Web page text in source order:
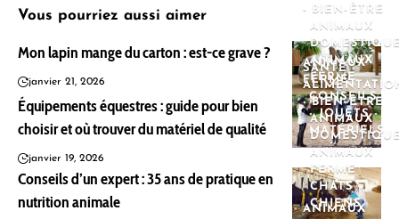
Vous pourriez aussi aimer
- BIEN-ÊTRE
ANIMAUX
ANIMAUX
FERME
Mon lapin mange du carton : est-ce grave ?
janvier 21, 2026
ANIMAUX
FERME
CONSEILS
- JOUETS -
MATÉRIELS
Équipements équestres : guide pour bien
choisir et où trouver du matériel de qualité
janvier 19, 2026
SANTÉ -
- BIEN-ÊTRE
ANIMAUX
ANIMAUX
FERME
CHATS
CHIENS
Conseils d’un expert : 35 ans de pratique en
nutrition animale
ANIMAUX